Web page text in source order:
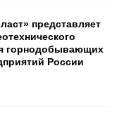
представляет
горнодобывающих
России